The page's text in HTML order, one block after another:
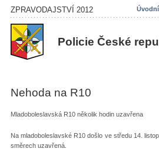
ZPRAVODAJSTVÍ 2012
Policie České
Nehoda na R10
Mladoboleslavská R10 několik hodin uzavřena
Na mladoboleslavské R10 došlo ve středu 14.
směrech uzavřená.